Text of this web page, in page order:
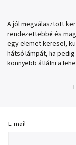
A jól megválasztott
rendezettebbé és
egy elemet keresel,
hátsó lámpát, ha
könnyebb átlátni a
E-mail